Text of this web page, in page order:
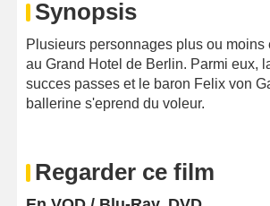
Synopsis
Plusieurs personnages plus ou
au Grand Hotel de Berlin. Parmi eux,
succes passes et le baron Felix von
ballerine s'eprend du voleur.
Regarder ce film